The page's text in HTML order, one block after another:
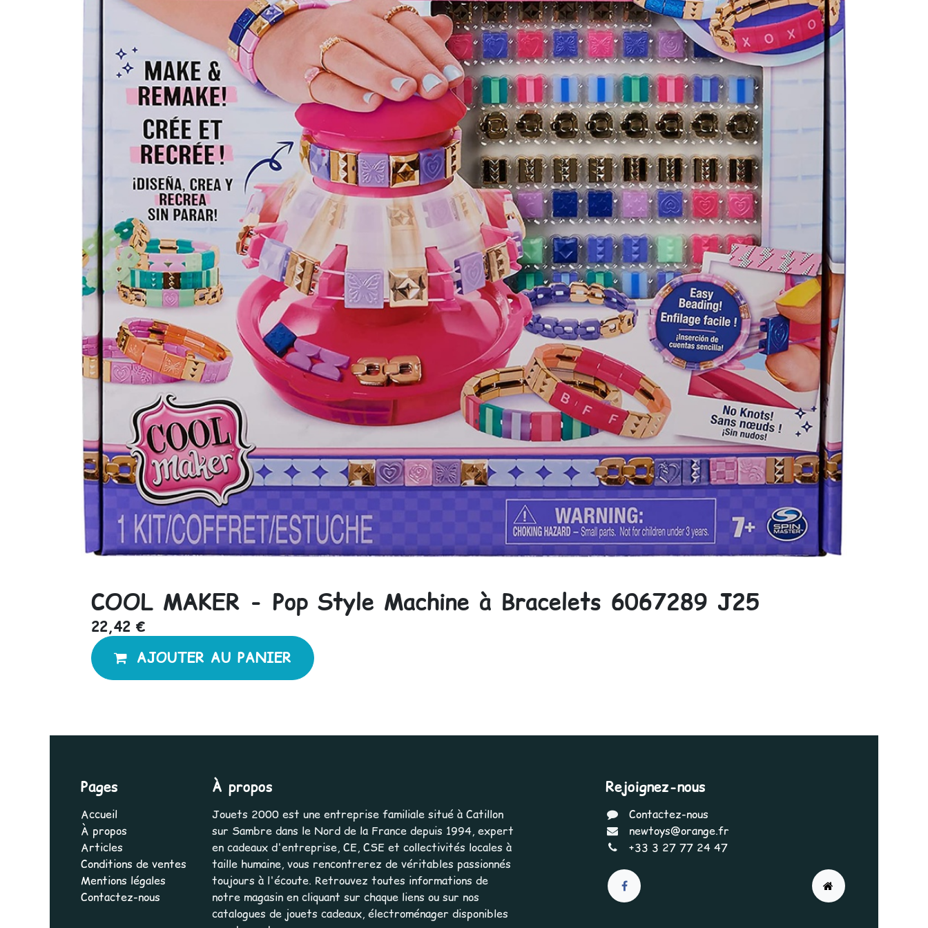
COOL MAKER - Pop Style Machine à Bracelets 6067289 J25
22,42 €
AJOUTER AU PANIER
Pages
Accueil
À propos
Articles
Conditions de ventes
Mentions légales
Contactez-nous
À propos
Jouets 2000 est une entreprise familiale situé à Catillon
sur Sambre dans le Nord de la France depuis 1994, expert
en cadeaux d'entreprise, CE, CSE et collectivités locales à
taille humaine, vous rencontrerez de véritables passionnés
toujours à l'écoute. Retrouvez toutes informations de
notre magasin en cliquant sur chaque liens ou sur nos
catalogues de jouets cadeaux, électroménager disponibles
Rejoignez-nous
Contactez-nous
newtoys@orange.fr
+33 3 27 77 24 47